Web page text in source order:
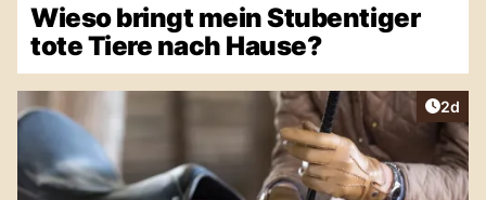
Wieso bringt mein Stubentiger
tote Tiere nach Hause?
2d